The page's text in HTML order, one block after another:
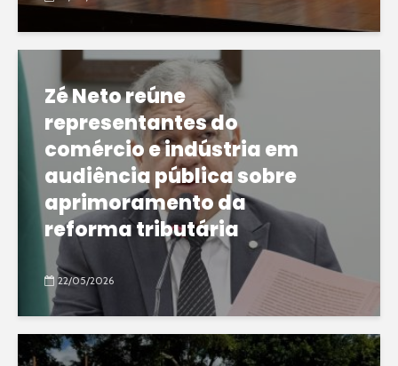
Zé Neto reúne
representantes do
comércio e indústria em
audiência pública sobre
aprimoramento da
reforma tributária
22/05/2026